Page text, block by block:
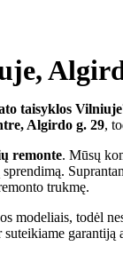
taisyklos Vilniuje
Algirdo g. 29,
remonte. Mūsų
trukmę.
todėl